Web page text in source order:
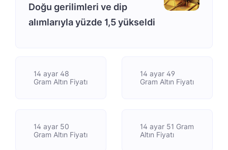
Doğu gerilimleri ve dip
alımlarıyla yüzde 1,5 yükseldi
14 ayar 48
Gram Altın Fiyatı
14 ayar 49
Gram Altın Fiyatı
14 ayar 50
Gram Altın Fiyatı
14 ayar 51 Gram
Altın Fiyatı